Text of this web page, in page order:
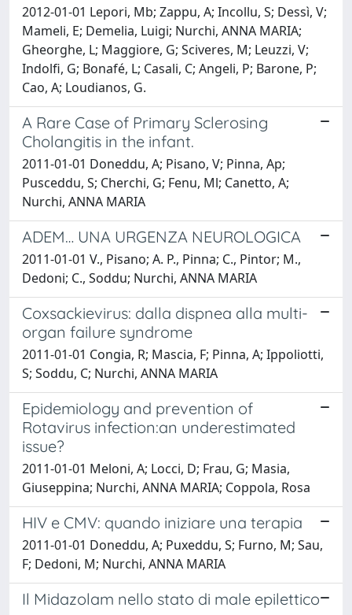
2012-01-01 Lepori, Mb; Zappu, A; Incollu, S; Dessì, V;
Mameli, E; Demelia, Luigi; Nurchi, ANNA MARIA;
Gheorghe, L; Maggiore, G; Sciveres, M; Leuzzi, V;
Indolfi, G; Bonafé, L; Casali, C; Angeli, P; Barone, P;
Cao, A; Loudianos, G.
A Rare Case of Primary Sclerosing
Cholangitis in the infant.
2011-01-01 Doneddu, A; Pisano, V; Pinna, Ap;
Pusceddu, S; Cherchi, G; Fenu, Ml; Canetto, A;
Nurchi, ANNA MARIA
ADEM… UNA URGENZA NEUROLOGICA
2011-01-01 V., Pisano; A. P., Pinna; C., Pintor; M.,
Dedoni; C., Soddu; Nurchi, ANNA MARIA
Coxsackievirus: dalla dispnea alla multi-
organ failure syndrome
2011-01-01 Congia, R; Mascia, F; Pinna, A; Ippoliotti,
S; Soddu, C; Nurchi, ANNA MARIA
Epidemiology and prevention of
Rotavirus infection:an underestimated
issue?
2011-01-01 Meloni, A; Locci, D; Frau, G; Masia,
Giuseppina; Nurchi, ANNA MARIA; Coppola, Rosa
HIV e CMV: quando iniziare una terapia
2011-01-01 Doneddu, A; Puxeddu, S; Furno, M; Sau,
F; Dedoni, M; Nurchi, ANNA MARIA
Il Midazolam nello stato di male epilettico